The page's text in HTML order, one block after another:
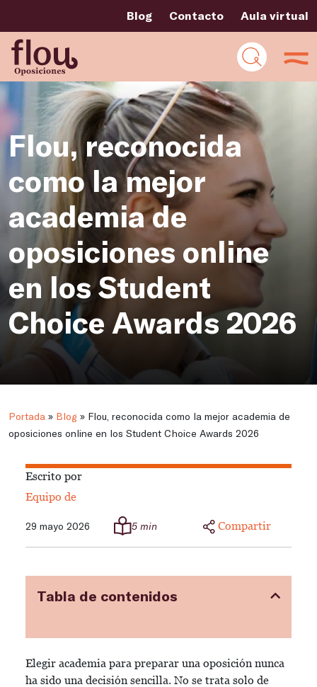
Blog Contacto Aula virtual
Flou, reconocida
como la mejor
academia de
oposiciones online
en los Student
Choice Awards 2026
Portada » Blog » Flou, reconocida como la mejor academia de
oposiciones online en los Student Choice Awards 2026
Escrito por
Equipo de
29 mayo 2026 5 min Compartir
Tabla de contenidos
Elegir academia para preparar una oposición nunca
ha sido una decisión sencilla. No se trata solo de